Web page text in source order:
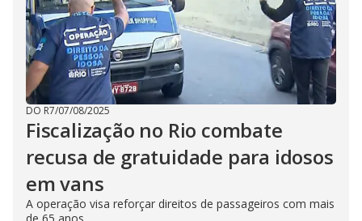
DO R7/07/08/2025
Fiscalização no Rio combate
recusa de gratuidade para idosos
em vans
A operação visa reforçar direitos de passageiros com mais